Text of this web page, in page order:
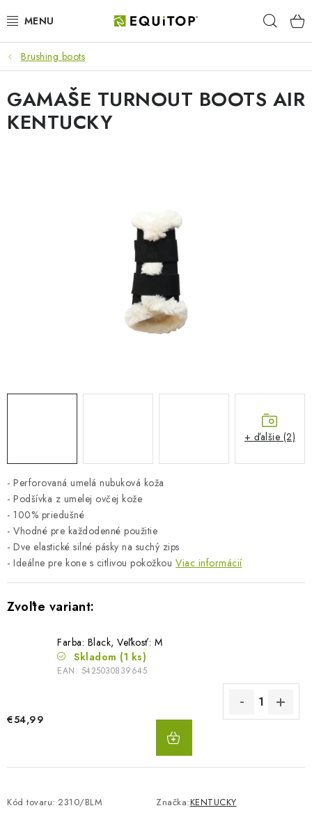
na
JAZDEC
KÔŇ
PONY
Obchodné podmienky
Dodacie podmienky
Podmienky ochrany osobných údajov
Brushing boots
- Perforovaná umelá nubuková koža
- Podšívka z umelej ovčej kože
- 100% priedušné
- Vhodné pre každodenné použitie
- Dve elastické silné pásky na suchý zips
- Ideálne pre kone s citlivou pokožkou Viac informácií
Farba: Black, Veľkosť: M
Skladom (1 ks)
EAN: 5425030839645
€54,99
Kód tovaru: 2310/BLM Značka:KENTUCKY
GAMAŠE TURNOUT BOOTS AIR
KENTUCKY
+ ďalšie (2)